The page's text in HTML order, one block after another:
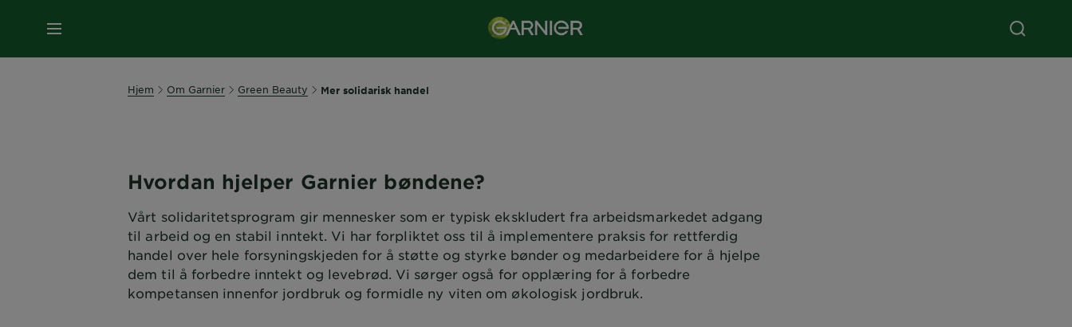
MENY
Hjem Om Garnier Green Beauty Mer solidarisk handel
Hvordan hjelper Garnier bøndene?
Vårt solidaritetsprogram gir mennesker som er typisk ekskludert fra arbeidsmarkedet adgang
til arbeid og en stabil inntekt. Vi har forpliktet oss til å implementere praksis for rettferdig
handel over hele forsyningskjeden for å støtte og styrke bønder og medarbeidere for å hjelpe
dem til å forbedre inntekt og levebrød. Vi sørger også for opplæring for å forbedre
kompetansen innenfor jordbruk og formidle ny viten om økologisk jordbruk.